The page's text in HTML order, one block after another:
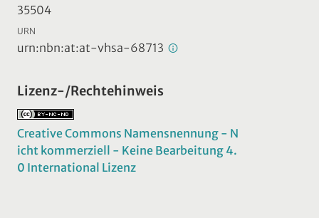
35504
URN
urn:nbn:at:at-vhsa-68713
Lizenz-/Rechtehinweis
Creative Commons Namensnennung - N
icht kommerziell - Keine Bearbeitung 4.
0 International Lizenz